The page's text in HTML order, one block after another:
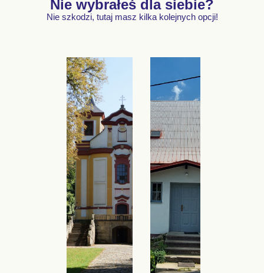
Nie wybrałeś dla siebie?
Nie szkodzi, tutaj masz kilka kolejnych opcji!